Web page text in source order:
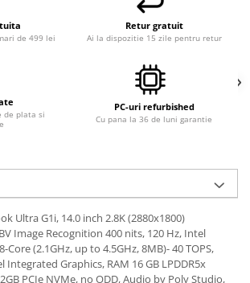
de 499 lei
Retur gratuit
Ai la dispozitie 15 zile pentru retur
de plata si
PC-uri refurbished
Cu pana la 36 de luni garantie
Ultra G1i, 14.0 inch 2.8K (2880x1800)
Image Recognition 400 nits, 120 Hz, Intel
Core (2.1GHz, up to 4.5GHz, 8MB)- 40 TOPS,
Graphics, RAM 16 GB LPDDR5x
PCIe NVMe, no ODD, Audio by Poly Studio,